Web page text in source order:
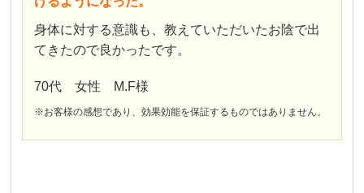
身体に対する意識も、教えていただいたお陰で出
てきたので良かったです。
70代 女性 M.F様
※お客様の感想であり、効果効能を保証するものではありません。